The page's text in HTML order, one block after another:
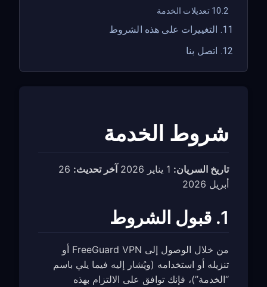
10.2 تعديلات الخدمة
11. التغييرات على هذه الشروط
12. اتصل بنا
شروط الخدمة
تاريخ السريان: آخر تحديث: 26
أبريل 2026
1. قبول الشروط
من خلال الوصول إلى FreeGuard VPN أو
تنزيله أو استخدامه (ويُشار إليه فيما يلي باسم
“الخدمة”)، فإنك توافق على الالتزام بهذه